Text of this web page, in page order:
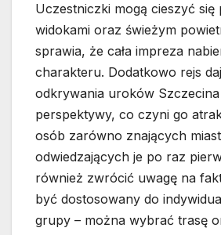
Uczestniczki mogą cieszyć się
widokami oraz świeżym
sprawia, że cała impreza
charakteru. Dodatkowo rejs
odkrywania uroków Szczecina
perspektywy, co czyni go
osób zarówno znających
odwiedzających je po raz
również zwrócić uwagę na
być dostosowany do
grupy – można wybrać trasę